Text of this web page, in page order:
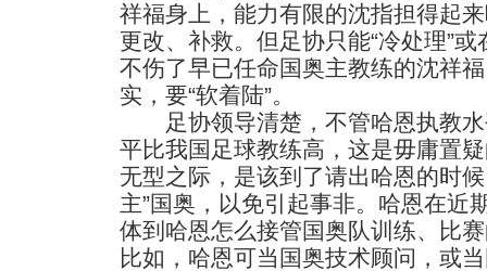
祥福身上，能力有限的沈指担得起
更改、补救。但足协只能“冷处理”
不伤了早已任命国奥主教练的沈祥
实，要“软着陆”。
足协领导清楚，不管哈恩执教水
平比我国足球教练高，这是毋庸置
无型之际，是该到了请出哈恩的时
主”国奥，以免引起事非。哈恩在近
体到哈恩怎么接管国奥队训练、比
比如，哈恩可当国奥技术顾问，或